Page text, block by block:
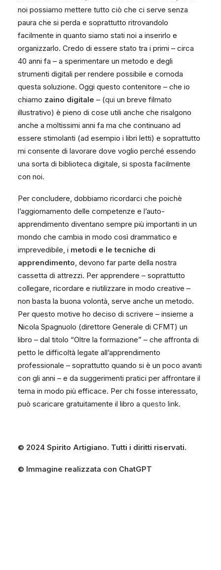
noi possiamo mettere tutto ciò che ci serve senza
paura che si perda e soprattutto ritrovandolo
facilmente in quanto siamo stati noi a inserirlo e
organizzarlo. Credo di essere stato tra i primi – circa
40 anni fa – a sperimentare un metodo e degli
strumenti digitali per rendere possibile e comoda
questa soluzione. Oggi questo contenitore – che io
chiamo zaino digitale – (qui un breve filmato
illustrativo) è pieno di cose utili anche che risalgono
anche a moltissimi anni fa ma che continuano ad
essere stimolanti (ad esempio i libri letti) e soprattutto
mi consente di lavorare dove voglio perché essendo
una sorta di biblioteca digitale, si sposta facilmente
con noi.
Per concludere, dobbiamo ricordarci che poichè
l’aggiornamento delle competenze e l’auto-
apprendimento diventano sempre più importanti in un
mondo che cambia in modo così drammatico e
imprevedibile, i metodi e le tecniche di
apprendimento, devono far parte della nostra
cassetta di attrezzi. Per apprendere – soprattutto
collegare, ricordare e riutilizzare in modo creative –
non basta la buona volontà, serve anche un metodo.
Per questo motive ho deciso di scrivere – insieme a
Nicola Spagnuolo (direttore Generale di CFMT) un
libro – dal titolo “Oltre la formazione” – che affronta di
petto le difficoltà legate all’apprendimento
professionale – soprattutto quando si è un poco avanti
con gli anni – e da suggerimenti pratici per affrontare il
tema in modo più efficace. Per chi fosse interessato,
può scaricare gratuitamente il libro a questo link.
© 2024 Spirito Artigiano. Tutti i diritti riservati.
© Immagine realizzata con ChatGPT